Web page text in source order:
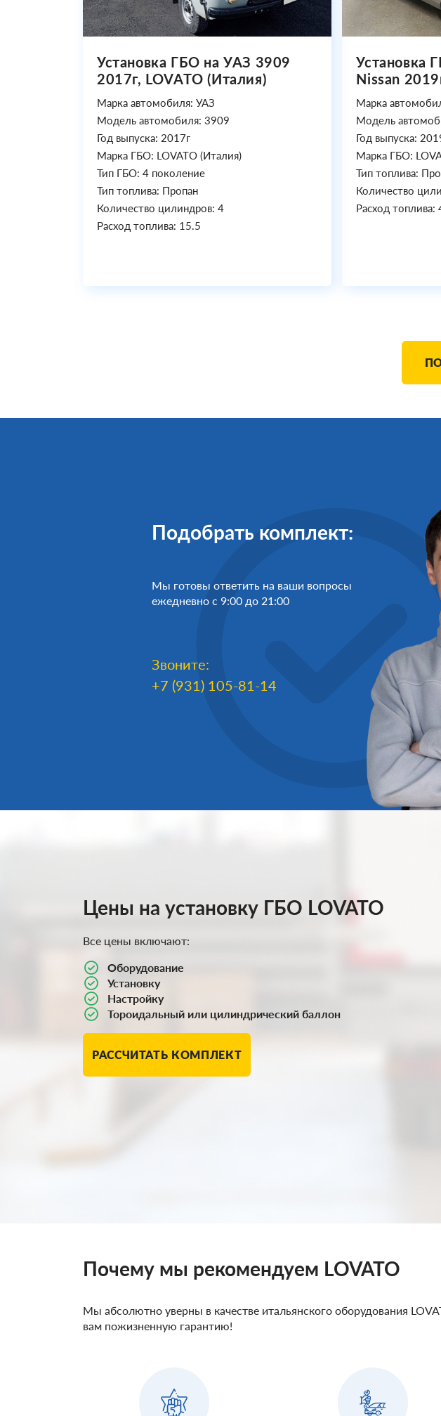
Установка ГБО на УАЗ 3909
2017г, LOVATO (Италия)
Марка автомобиля: УАЗ
Модель автомобиля: 3909
Год выпуска: 2017г
Марка ГБО: LOVATO (Италия)
Тип ГБО: 4 поколение
Тип топлива: Пропан
Количество цилиндров: 4
Расход топлива: 15.5
Установка
Nissan
Марка
Модель
Год выпуска:
Марка ГБО:
Тип топлива:
Количество
Расход топлива:
Подобрать комплект:
Мы готовы ответить на ваши вопросы
ежедневно с 9:00 до 21:00
Звоните:
+7 (931) 105-81-14
Цены на установку ГБО LOVATO
Все цены включают:
Оборудование
Установку
Настройку
Тороидальный или цилиндрический баллон
РАССЧИТАТЬ КОМПЛЕКТ
Почему мы рекомендуем LOVATO
Мы абсолютно уверны в качестве итальянского оборудования
вам пожизненную гарантию!